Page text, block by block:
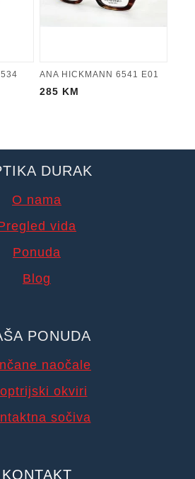
ANA HICKMANN 6541 E01
285 KM
DURAK
O nama
vida
Ponuda
Blog
PONUDA
naočale
okviri
sočiva
KONTAKT